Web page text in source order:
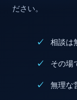
ださい。
相談は
その場
無理な